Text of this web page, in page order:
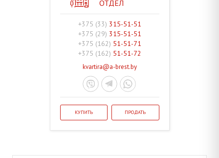
ОТДЕЛ
+375 (33) 315-51-51
+375 (29) 315-51-51
+375 (162) 51-51-71
+375 (162) 51-51-72
kvartira@a-brest.by
КУПИТЬ ПРОДАТЬ